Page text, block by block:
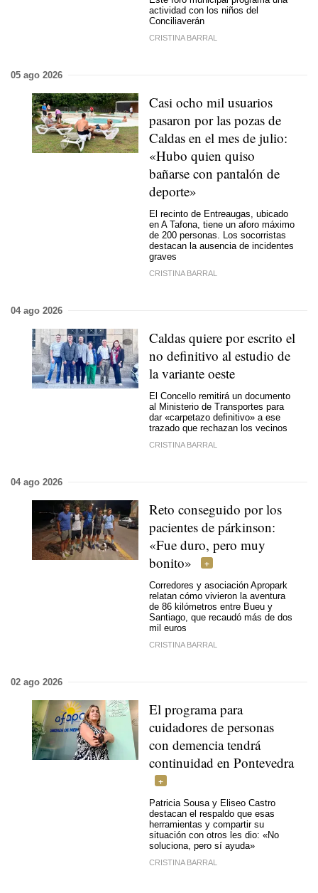
actividad con los niños del
Conciliaverán
CRISTINA BARRAL
05 ago 2026
Casi ocho mil usuarios
pasaron por las pozas de
Caldas en el mes de julio:
«Hubo quien quiso
bañarse con pantalón de
deporte»
El recinto de Entreaugas, ubicado
en A Tafona, tiene un aforo máximo
de 200 personas. Los socorristas
destacan la ausencia de incidentes
graves
CRISTINA BARRAL
04 ago 2026
Caldas quiere por escrito el
no definitivo al estudio de
la variante oeste
El Concello remitirá un documento
al Ministerio de Transportes para
dar «carpetazo definitivo» a ese
trazado que rechazan los vecinos
CRISTINA BARRAL
04 ago 2026
Reto conseguido por los
pacientes de párkinson:
«Fue duro, pero muy
bonito»
Corredores y asociación Apropark
relatan cómo vivieron la aventura
de 86 kilómetros entre Bueu y
Santiago, que recaudó más de dos
mil euros
CRISTINA BARRAL
02 ago 2026
El programa para
cuidadores de personas
con demencia tendrá
continuidad en Pontevedra
Patricia Sousa y Eliseo Castro
destacan el respaldo que esas
herramientas y compartir su
situación con otros les dio: «No
soluciona, pero sí ayuda»
CRISTINA BARRAL